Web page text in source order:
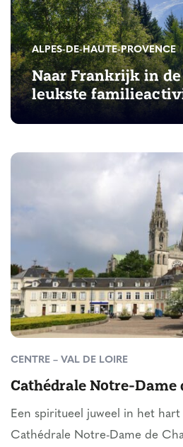
ALPES-DE-HAUTE-PROVENCE
Naar Frankrijk in
leukste
CENTRE – VAL DE LOIRE
Cathédrale Notre-Dame
Een spiritueel juweel in het
Cathédrale Notre-Dame de